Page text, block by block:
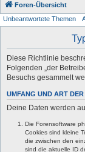
Foren-Übersicht
Unbeantwortete Themen
Diese Richtlinie
Folgenden „der
Besuchs gesammelt
UMFANG UND ART
Deine Daten werden
Die Forensoftware
Cookies sind kleine
die zwischen den
sind die aktuelle ID